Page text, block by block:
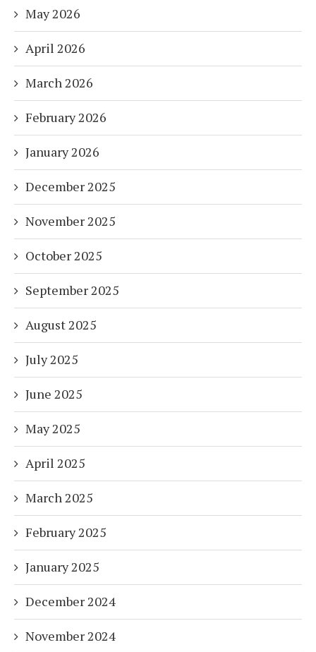
May 2026
April 2026
March 2026
February 2026
January 2026
December 2025
November 2025
October 2025
September 2025
August 2025
July 2025
June 2025
May 2025
April 2025
March 2025
February 2025
January 2025
December 2024
November 2024